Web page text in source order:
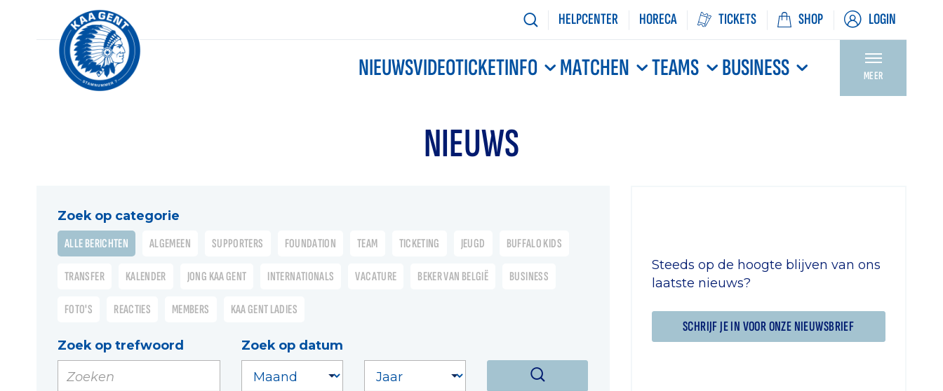
HELPCENTER HORECA TICKETS SHOP LOGIN
NIEUWSVIDEOTICKETINFO MATCHEN TEAMS BUSINESS MEER
NIEUWS
Zoek op categorie
ALLE BERICHTEN
ALGEMEEN SUPPORTERS FOUNDATION TEAM TICKETING JEUGD BUFFALO KIDS
TRANSFER KALENDER JONG KAA GENT INTERNATIONALS VACATURE BEKER VAN BELGIË BUSINESS
FOTO'S REACTIES MEMBERS KAA GENT LADIES
Zoek op trefwoord Zoek op datum
Steeds op de hoogte blijven van ons
laatste nieuws?
SCHRIJF JE IN VOOR ONZE NIEUWSBRIEF